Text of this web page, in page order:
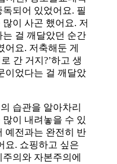
되어 있었어요. 필
이 사곤 했어요. 저
걸 깨달았던 순간
어요. 저축해둔 게
간 거지?’하고 생
이었다는 걸 깨달았
습관을 알아차리
이 내려놓을 수 있
예전과는 완전히 반
요. 쇼핑하고 싶은
의와 자본주의에